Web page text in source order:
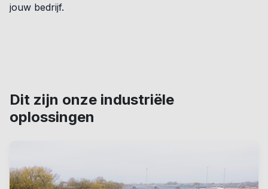
jouw bedrijf.
Dit zijn onze industriële
oplossingen